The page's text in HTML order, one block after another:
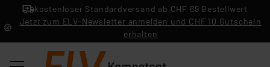
kostenloser Standardversand ab CHF 69 Bestellwert
Jetzt zum ELV-Newsletter anmelden und CHF 10 Gutschein
erhalten